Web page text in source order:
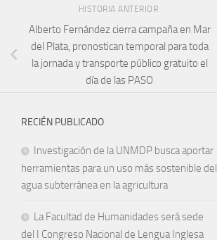
HISTORIA ANTERIOR
Alberto Fernández cierra campaña en Mar
del Plata, pronostican temporal para toda
la jornada y transporte público gratuito el
día de las PASO
RECIÉN PUBLICADO
Investigación de la UNMDP busca aportar
herramientas para un uso más sostenible del
agua subterránea en la agricultura
La Facultad de Humanidades será sede
del I Congreso Nacional de Lengua Inglesa